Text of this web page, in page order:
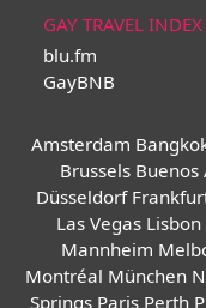
GAY TRAVEL INDEX
blu.fm
GayBNB
Amsterdam
Brussels Buenos
Düsseldorf
Las Vegas Lisbon
Mannheim
Montréal München
Springs Paris Perth